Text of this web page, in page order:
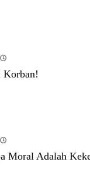
Korban!
Moral Adalah